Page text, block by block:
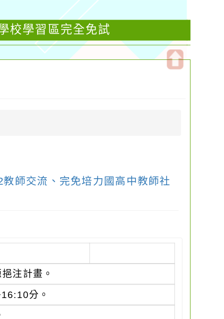
校學習區完全免試
師交流、完免培力國高中教師社
注計畫。
分。